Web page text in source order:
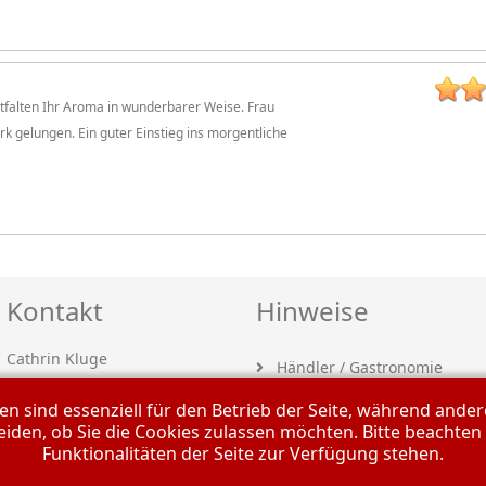
Ihr Aroma in wunderbarer Weise. Frau
gelungen. Ein guter Einstieg ins morgentliche
Kontakt
Cathrin Kluge
Bahnhofstraße 30, OT Groß
Gastrose
03172 Schenkendöbern
Hinweise
Händler / Gastronomie
Liefer- und Bestellhinweise
Zahlungsmöglichkeiten
sind essenziell für den Betrieb der Seite, während
ob Sie die Cookies zulassen möchten. Bitte
Funktionalitäten der Seite zur Verfügung stehen.